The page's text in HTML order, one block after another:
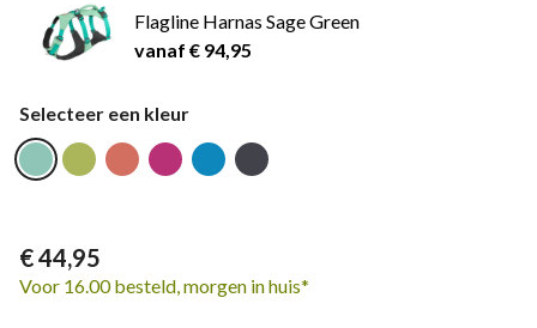
Flagline Harnas Sage Green
vanaf € 94,95
Selecteer een kleur
€ 44,95
Voor 16.00 besteld, morgen in huis*